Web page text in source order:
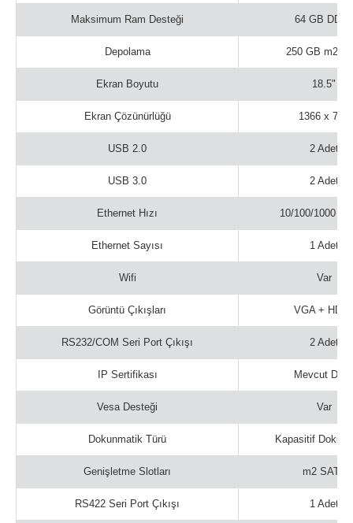
Maksimum Ram Desteği 64 GB DDR4
Depolama 250 GB m2
Ekran Boyutu 18.5"
Ekran Çözünürlüğü 1366 x 768
USB 2.0 2 Adet
USB 3.0 2 Adet
Ethernet Hızı 10/100/1000
Ethernet Sayısı 1 Adet
Wifi Var
Görüntü Çıkışları VGA + HDMI
RS232/COM Seri Port Çıkışı 2 Adet
IP Sertifikası Mevcut Değil
Vesa Desteği Var
Dokunmatik Türü Kapasitif
Genişletme Slotları m2 SATA
RS422 Seri Port Çıkışı 1 Adet